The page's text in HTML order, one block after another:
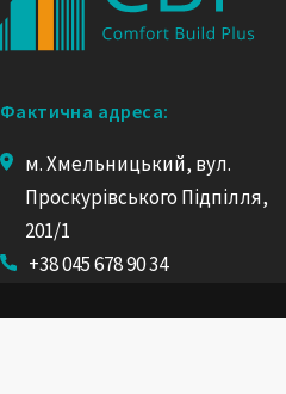
Фактична адреса:
м. Хмельницький, вул.
Проскурівського Підпілля,
201/1
+38 045 678 90 34